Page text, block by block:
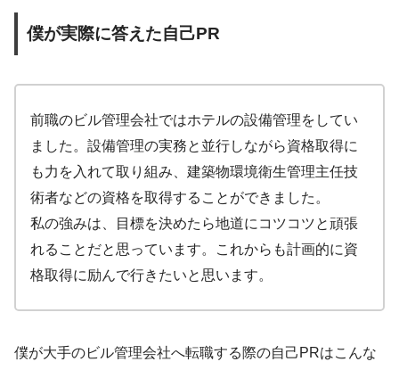
僕が実際に答えた自己PR
前職のビル管理会社ではホテルの設備管理をしてい
ました。設備管理の実務と並行しながら資格取得に
も力を入れて取り組み、建築物環境衛生管理主任技
術者などの資格を取得することができました。
私の強みは、目標を決めたら地道にコツコツと頑張
れることだと思っています。これからも計画的に資
格取得に励んで行きたいと思います。
僕が大手のビル管理会社へ転職する際の自己PRはこんな